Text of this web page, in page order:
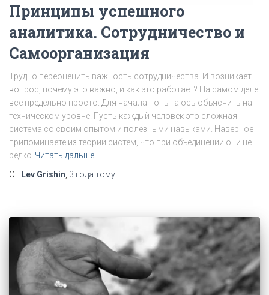
Принципы успешного
аналитика. Сотрудничество и
Самоорганизация
Трудно переоценить важность сотрудничества. И возникает
вопрос, почему это важно, и как это работает? На самом деле
все предельно просто. Для начала попытаюсь объяснить на
техническом уровне. Пусть каждый человек это сложная
система со своим опытом и полезными навыками. Наверное
припоминаете из теории систем, что при объединении они не
редко Читать дальше
От Lev Grishin 3 года тому